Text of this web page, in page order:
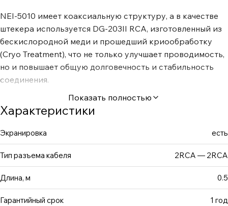
NEI-5010 имеет коаксиальную структуру, а в качестве
штекера используется DG-203II RCA, изготовленный из
бескислородной меди и прошедший криообработку
(Cryo Treatment), что не только улучшает проводимость,
но и повышает общую долговечность и стабильность
соединения.
Показать полностью
Характеристики
Экранировка есть
Тип разъема кабеля 2RCA — 2RCA
Длина, м 0.5
Гарантийный срок 1 год